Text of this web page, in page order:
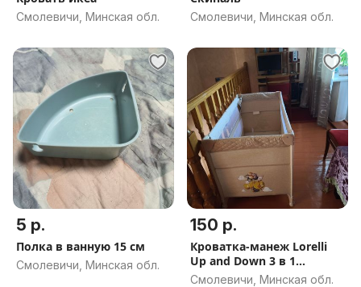
Смолевичи, Минская обл. Смолевичи, Минская обл.
5 р.
Полка в ванную 15 см
Смолевичи, Минская обл.
150 р.
Кроватка-манеж Lorelli
Up and Down 3 в 1
(приставн
Смолевичи, Минская обл.